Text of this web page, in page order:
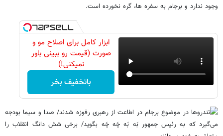
وجود ندارد و برجام به سفره ها، گره نخورده است.
ابزار کامل برای اصلاح مو و
صورت (قیمت رو ببینی باور
نمیکنی!)
باتخفیف بخر